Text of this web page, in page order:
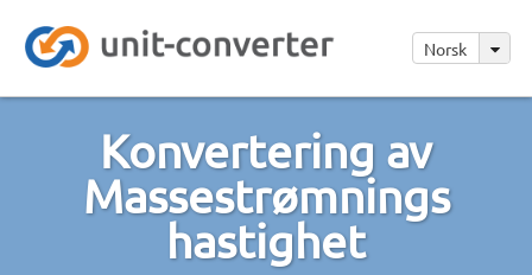
Norsk
Konvertering av
Massestrømnings
hastighet